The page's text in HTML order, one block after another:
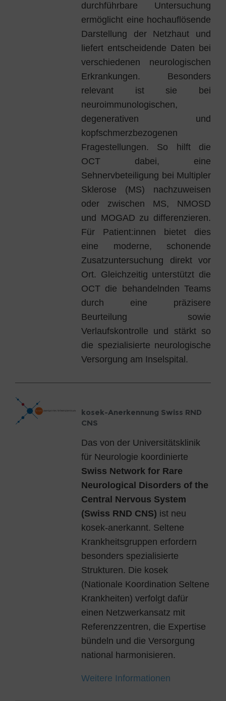
durchführbare Untersuchung
ermöglicht eine hochauflösende
Darstellung der Netzhaut und
liefert entscheidende Daten bei
verschiedenen neurologischen
Erkrankungen. Besonders
relevant ist sie bei
neuroimmunologischen,
degenerativen und
kopfschmerzbezogenen
Fragestellungen. So hilft die
OCT dabei, eine
Sehnervbeteiligung bei Multipler
Sklerose (MS) nachzuweisen
oder zwischen MS, NMOSD
und MOGAD zu differenzieren.
Für Patient:innen bietet dies
eine moderne, schonende
Zusatzuntersuchung direkt vor
Ort. Gleichzeitig unterstützt die
OCT die behandelnden Teams
durch eine präzisere
Beurteilung sowie
Verlaufskontrolle und stärkt so
die spezialisierte neurologische
Versorgung am Inselspital.
kosek-Anerkennung Swiss RND
CNS
Das von der Universitätsklinik
für Neurologie koordinierte
Swiss Network for Rare
Neurological Disorders of the
Central Nervous System
(Swiss RND CNS) ist neu
kosek-anerkannt. Seltene
Krankheitsgruppen erfordern
besonders spezialisierte
Strukturen. Die kosek
(Nationale Koordination Seltene
Krankheiten) verfolgt dafür
einen Netzwerkansatz mit
Referenzzentren, die Expertise
bündeln und die Versorgung
national harmonisieren.
Weitere Informationen